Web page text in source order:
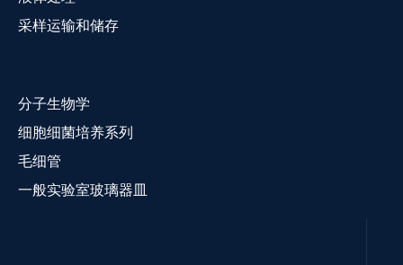
采样运输和储存
分子生物学
细胞细菌培养系列
毛细管
一般实验室玻璃器皿